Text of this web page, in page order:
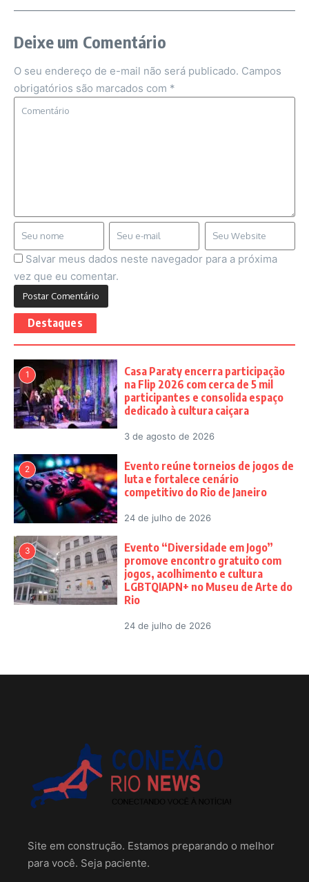
Deixe um Comentário
O seu endereço de e-mail não será publicado. Campos
obrigatórios são marcados com *
Salvar meus dados neste navegador para a próxima
vez que eu comentar.
Destaques
1
Casa Paraty encerra participação
na Flip 2026 com cerca de 5 mil
participantes e consolida espaço
dedicado à cultura caiçara
3 de agosto de 2026
2
Evento reúne torneios de jogos de
luta e fortalece cenário
competitivo do Rio de Janeiro
24 de julho de 2026
3
Evento “Diversidade em Jogo”
promove encontro gratuito com
jogos, acolhimento e cultura
LGBTQIAPN+ no Museu de Arte do
Rio
24 de julho de 2026
Site em construção. Estamos preparando o melhor
para você. Seja paciente.